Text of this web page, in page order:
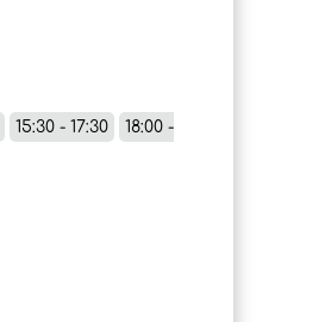
15:30 - 17:30
18:00 -